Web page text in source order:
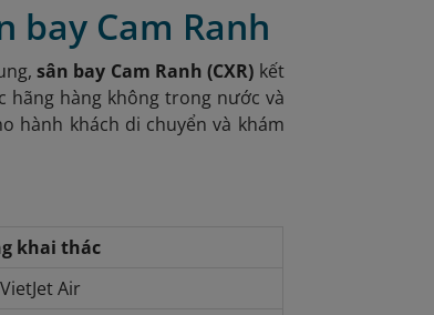
bay Cam Ranh
sân bay Cam Ranh (CXR) kết
hàng không trong nước và
hành khách di chuyển và khám
khai thác
Air